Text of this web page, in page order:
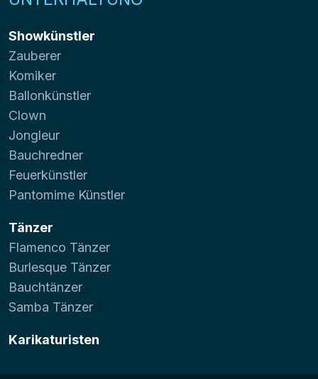
Showkünstler
Zauberer
Komiker
Ballonkünstler
Clown
Jongleur
Bauchredner
Feuerkünstler
Pantomime Künstler
Tänzer
Flamenco Tänzer
Burlesque Tänzer
Bauchtänzer
Samba Tänzer
Karikaturisten